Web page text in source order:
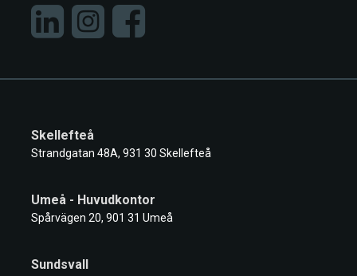
Skellefteå
Strandgatan 48A, 931 30 Skellefteå
Umeå - Huvudkontor
Spårvägen 20, 901 31 Umeå
Sundsvall